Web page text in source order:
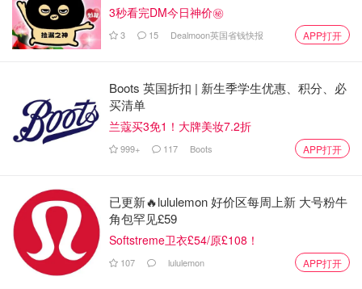
3秒看完DM今日神价㊙️
3 15 Dealmoon英国省钱快报 APP打开
Boots 英国折扣 | 新生季学生优惠、积分、必
买清单
兰蔻买3免1！大牌美妆7.2折
999+ 117 Boots APP打开
已更新🔥lululemon 好价区每周上新 大号粉牛
角包罕见£59
Softstreme卫衣£54/原£108！
107 lululemon APP打开